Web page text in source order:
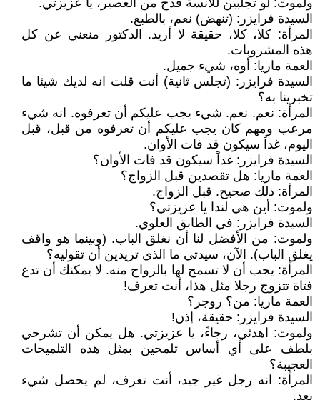
ولموت: لو تجلبين للآنسة قدح من العصير، يا عزيزتي.
السيدة فرايزر: (تنهض) نعم، بالطبع.
المرأة: كلا، كلا، حقيقة لا أريد. الدكتور منعني عن كل
هذه المشروبات.
العمة ماريا: أوه، شيء جميل.
السيدة فرايزر: (تجلس ثانية) أنت قلت انه لديك شيئا ما
تخبرينا به؟
المرأة: نعم. نعم. شيء يجب عليكم أن تعرفوه. انه شيء
مرعب ومهم كان يجب عليكم أن تعرفوه من قبل، قبل
اليوم، غداً سيكون قد فات الأوان.
السيدة فرايزر: غداً سيكون قد فات الأوان؟
العمة ماريا: هل تقصدين قبل الزواج؟
المرأة: ذلك صحيح. قبل الزواج.
ولموت: أين هي لندا يا عزيزتي؟
السيدة فرايزر: في الطابق العلوي.
ولموت: من الأفضل لنا أن نغلق الباب. (وبينما هو واقف
يغلق الباب). الآن، سيدتي ما الذي تريدين أن تقوليه؟
المرأة: يجب أن لا تسمح لها بالزواج منه. لا يمكنك أن تدع
فتاة تتزوج رجلا مثل هذا، أنت تعرف!
العمة ماريا: من؟ روجر؟
السيدة فرايزر: حقيقة، إذن!
ولموت: اهدئي، رجاءً، يا عزيزتي. هل يمكن أن تشرحي
بلطف على أي أساس تلمحين بمثل هذه التلميحات
العجيبة؟
المرأة: انه رجل غير جيد، أنت تعرف، لم يحصل شيء
بعد.